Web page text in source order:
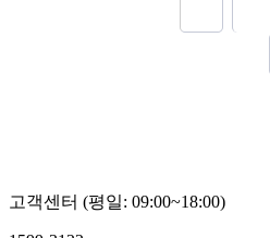
고객센터 (평일: 09:00~18:00)